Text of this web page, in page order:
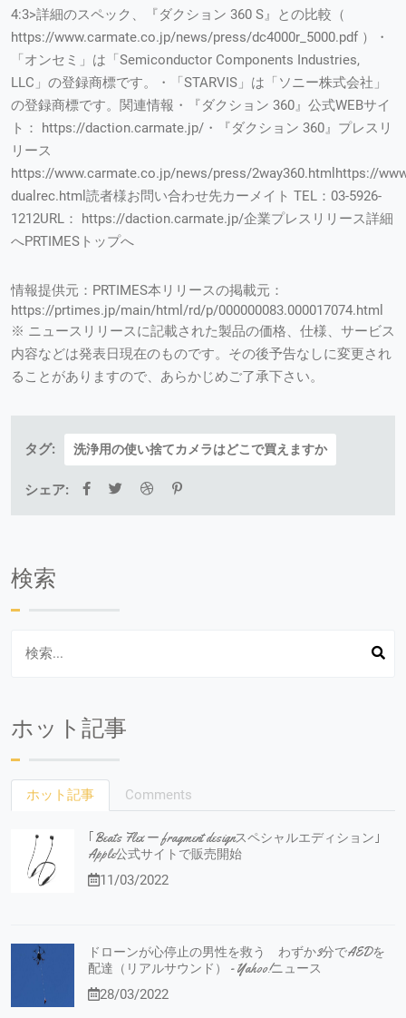
4:3>詳細のスペック、『ダクション 360 S』との比較（
https://www.carmate.co.jp/news/press/dc4000r_5000.pdf ）・
「オンセミ」は「Semiconductor Components Industries,
LLC」の登録商標です。・「STARVIS」は「ソニー株式会社」
の登録商標です。関連情報・『ダクション 360』公式WEBサイ
ト： https://daction.carmate.jp/・『ダクション 360』プレスリ
リース
https://www.carmate.co.jp/news/press/2way360.htmlhttps://
dualrec.html読者様お問い合わせ先カーメイト TEL：03-5926-
1212URL： https://daction.carmate.jp/企業プレスリリース詳細
へPRTIMESトップへ
情報提供元：PRTIMES本リリースの掲載元：
https://prtimes.jp/main/html/rd/p/000000083.000017074.html
※ ニュースリリースに記載された製品の価格、仕様、サービス
内容などは発表日現在のものです。その後予告なしに変更され
ることがありますので、あらかじめご了承下さい。
タグ: 洗浄用の使い捨てカメラはどこで買えますか
シェア:
検索
ホット記事
ホット記事 Comments
｢Beats Flex ー fragment designスペシャルエディション｣
Apple公式サイトで販売開始
11/03/2022
ドローンが心停止の男性を救う わずか3分でAEDを
配達（リアルサウンド） - Yahoo!ニュース
28/03/2022